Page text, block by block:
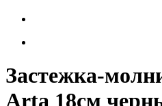
Застежка-
Arta 18см